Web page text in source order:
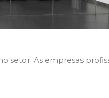
setor. As empresas